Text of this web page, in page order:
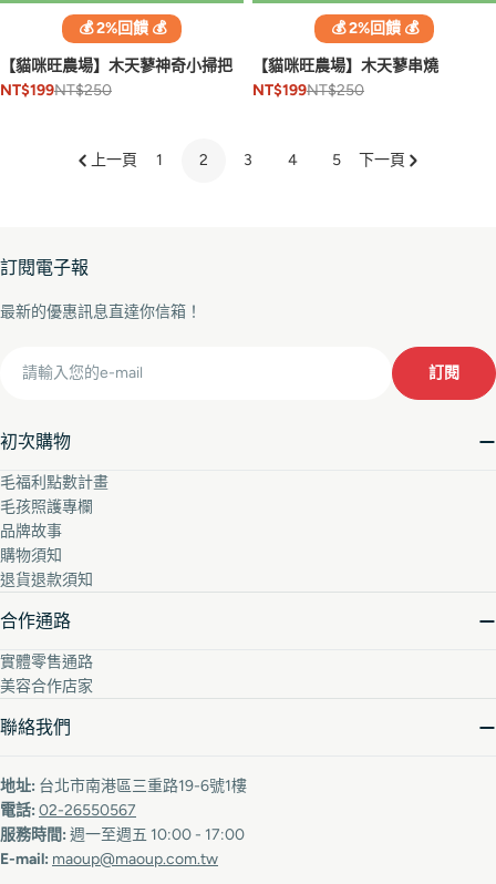
💰 2%回饋 💰
【貓咪旺農場】木天蓼神奇小掃把
NT$199NT$250
💰 2%回饋 💰
【貓咪旺農場】木天蓼串燒
NT$199NT$250
上一頁 1 2 3 4 5 下一頁
初次購物
毛福利點數計畫
毛孩照護專欄
品牌故事
購物須知
退貨退款須知
合作通路
實體零售通路
美容合作店家
聯絡我們
地址: 台北市南港區三重路19-6號1樓
電話: 02-26550567
服務時間: 週一至週五 10:00 - 17:00
E-mail: maoup@maoup.com.tw
訂閱電子報
最新的優惠訊息直達你信箱！
訂閱